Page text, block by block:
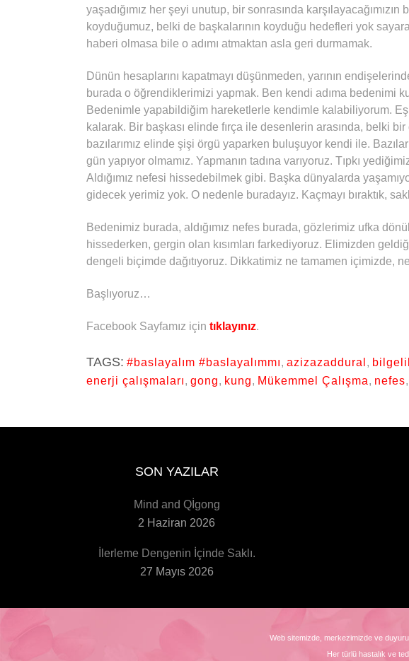
yaşadığımız her şeyi unutup, bir sonrasında
koyduğumuz, belki de başkalarının koyduğu hedefleri yok
haberi olmasa bile o adımı atmaktan asla geri durmamak.
Dünün hesaplarını kapatmayı düşünmeden, yarının
burada o öğrendiklerimizi yapmak. Ben kendi adıma bedenimi
Bedenimle yapabildiğim hareketlerle kendimle kalabiliyorum.
kalarak. Bir başkası elinde fırça ile desenlerin arasında, belki
bazılarımız elinde şişi örgü yaparken buluşuyor kendi ile.
gün yapıyor olmamız. Yapmanın tadına varıyoruz. Tıpkı
Aldığımız nefesi hissedebilmek gibi. Başka dünyalarda
gidecek yerimiz yok. O nedenle buradayız. Kaçmayı bıraktık,
Bedenimiz burada, aldığımız nefes burada, gözlerimiz ufka
hissederken, gergin olan kısımları farkediyoruz. Elimizden geldiği
dengeli biçimde dağıtıyoruz. Dikkatimiz ne tamamen içimizde,
Başlıyoruz…
Facebook Sayfamız için tıklayınız.
TAGS: #baslayalım #baslayalımmı, azizazaddural ,
enerji çalışmaları, gong, kung, Mükemmel Çalışma, nefes,
SON YAZILAR
Mind and Qİgong
2 Haziran 2026
İlerleme Dengenin İçinde Saklı.
27 Mayıs 2026
Web sitemizde, merkezimizde ve
Her türlü hastalık ve